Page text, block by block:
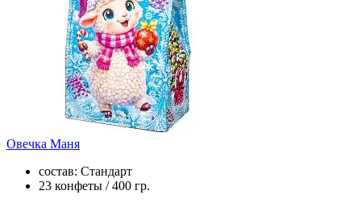
Овечка Маня
состав: Стандарт
23 конфеты / 400 гр.